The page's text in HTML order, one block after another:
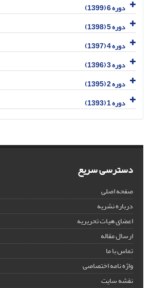
دوره 6 (1399)
دوره 5 (1398)
دوره 4 (1397)
دوره 3 (1396)
دوره 2 (1395)
دوره 1 (1393)
دسترسی سریع
صفحه اصلی
درباره نشریه
اعضای هیات تحریریه
ارسال مقاله
تماس با ما
واژه نامه اختصاصی
نقشه سایت